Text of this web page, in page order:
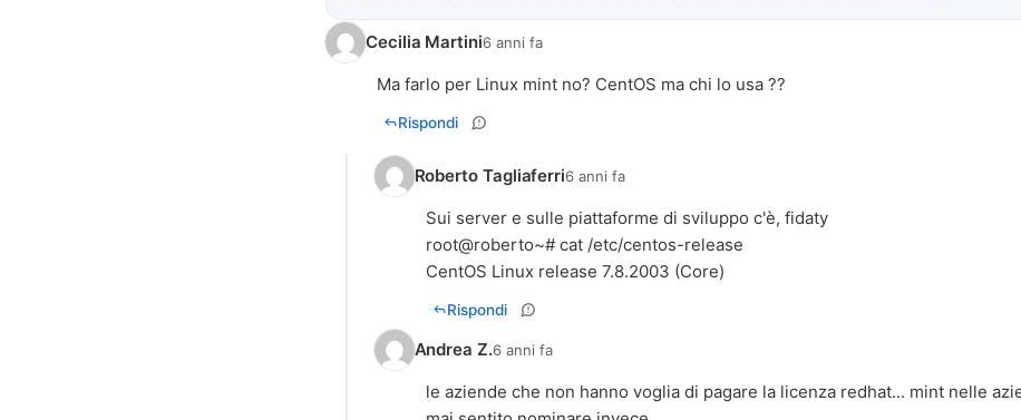
Cecilia Martini6 anni fa
Ma farlo per Linux mint no? CentOS ma chi lo usa ??
Rispondi
Roberto Tagliaferri6 anni fa
Sui server e sulle piattaforme di sviluppo c'è, fidaty
root@roberto~# cat /etc/centos-release
CentOS Linux release 7.8.2003 (Core)
Rispondi
Andrea Z.6 anni fa
le aziende che non hanno voglia di pagare la licenza redhat... mint nelle